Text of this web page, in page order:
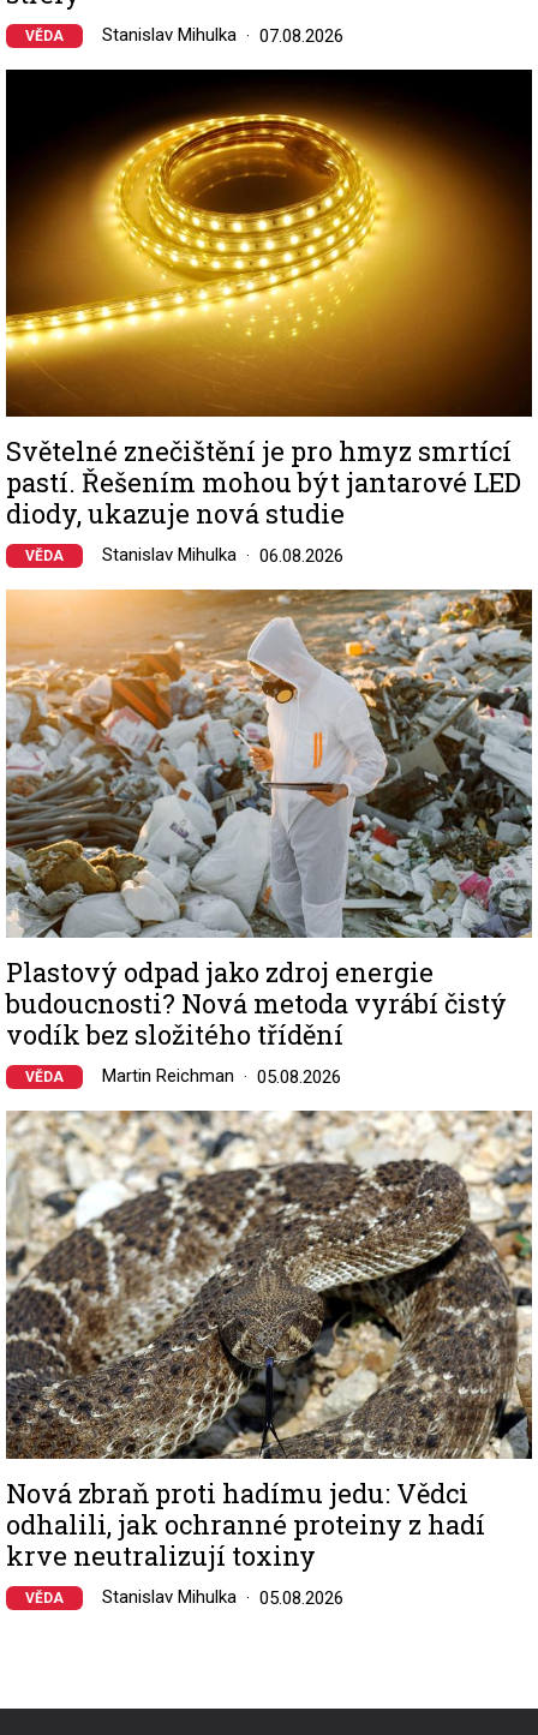
VĚDA Stanislav Mihulka 07.08.2026
Světelné znečištění je pro hmyz smrtící
pastí. Řešením mohou být jantarové LED
diody, ukazuje nová studie
VĚDA Stanislav Mihulka 06.08.2026
Image
Plastový odpad jako zdroj energie
budoucnosti? Nová metoda vyrábí čistý
vodík bez složitého třídění
VĚDA Martin Reichman 05.08.2026
Image
Nová zbraň proti hadímu jedu: Vědci
odhalili, jak ochranné proteiny z hadí
krve neutralizují toxiny
VĚDA Stanislav Mihulka 05.08.2026